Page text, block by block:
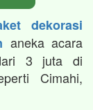
dekorasi
aneka acara
3 juta di
Cimahi,